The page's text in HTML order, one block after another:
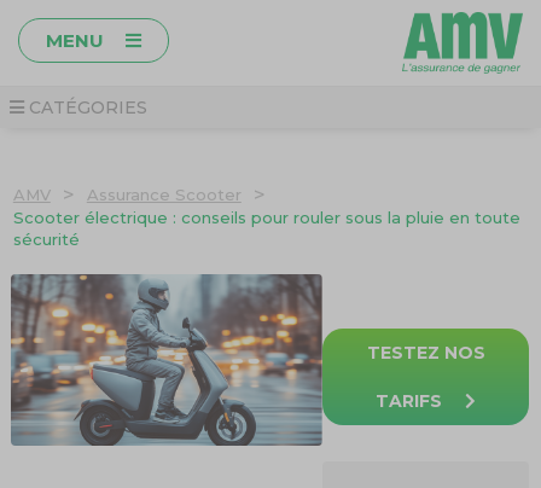
MENU
CATÉGORIES
AMV > Assurance Scooter >
Scooter électrique : conseils pour rouler sous la pluie en toute
sécurité
TESTEZ NOS
TARIFS